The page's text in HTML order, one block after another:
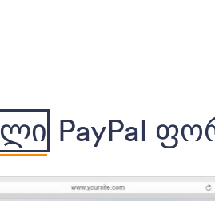
PayPal